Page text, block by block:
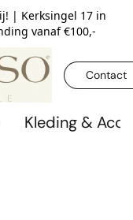
| Kerksingel 17 in
vanaf €100,-
Contact
Kleding &